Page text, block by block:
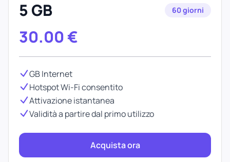
5 GB 60 giorni
30.00 €
GB Internet
Hotspot Wi-Fi consentito
Attivazione istantanea
Validità a partire dal primo utilizzo
Acquista ora